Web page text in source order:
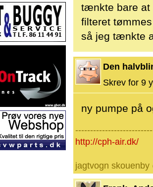
tænkte bare at
filteret
så jeg tænkte
Den
Skrev for 9
ny pumpe på
http://cph-air.dk/
jagtvogn skouenby